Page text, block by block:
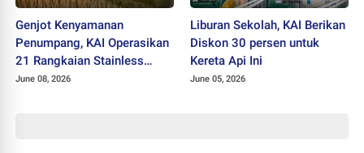
Genjot Kenyamanan
Penumpang, KAI Operasikan
21 Rangkaian Stainless
Steel New Generation
June 08, 2026
Liburan Sekolah, KAI Berikan
Diskon 30 persen untuk
Kereta Api Ini
June 05, 2026